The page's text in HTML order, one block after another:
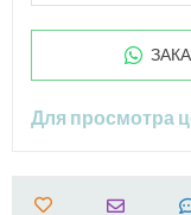
Для просмотра